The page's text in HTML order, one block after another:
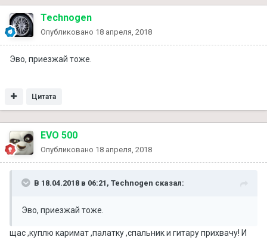
Technogen
Опубликовано 18 апреля, 2018
Эво, приезжай тоже.
Цитата
EVO 500
Опубликовано 18 апреля, 2018
В 18.04.2018 в 06:21, Technogen сказал:
Эво, приезжай тоже.
щас ,куплю каримат ,палатку ,спальник и гитару прихвачу! И